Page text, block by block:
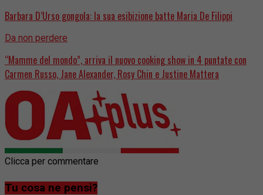
Barbara D’Urso gongola: la sua esibizione batte Maria De Filippi
Da non perdere
“Mamme del mondo”, arriva il nuovo cooking show in 4 puntate con
Carmen Russo, Jane Alexander, Rosy Chin e Justine Mattera
Clicca per commentare
Tu cosa ne pensi?